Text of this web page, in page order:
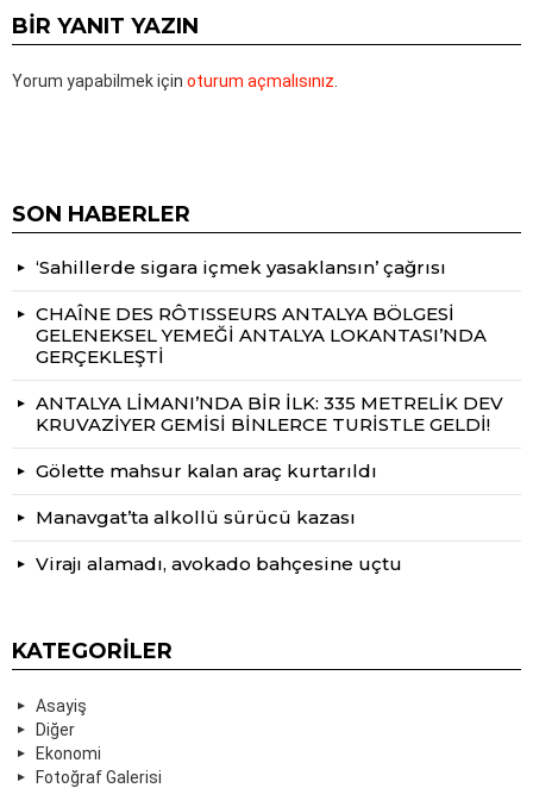
BIR YANIT YAZIN
Yorum yapabilmek için oturum açmalısınız
SON HABERLER
‘Sahillerde sigara içmek yasaklansın’ çağrısı
CHAÎNE DES RÔTISSEURS ANTALYA BÖLGESİ
GELENEKSEL YEMEĞİ ANTALYA LOKANTASI’NDA
GERÇEKLEŞTİ
ANTALYA LİMANI’NDA BİR İLK: 335 METRELİK DEV
KRUVAZİYER GEMİSİ BİNLERCE TURİSTLE GELDİ!
Gölette mahsur kalan araç kurtarıldı
Manavgat’ta alkollü sürücü kazası
Virajı alamadı, avokado bahçesine uçtu
KATEGORILER
Asayiş
Diğer
Ekonomi
Fotoğraf Galerisi